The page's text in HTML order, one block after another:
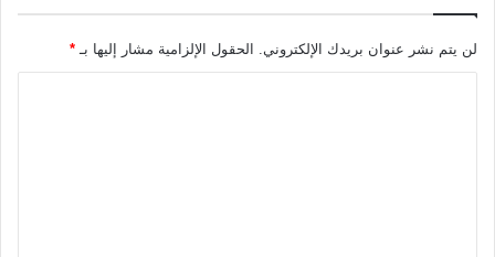
لن يتم نشر عنوان بريدك الإلكتروني. الحقول الإلزامية مشار إليها بـ *